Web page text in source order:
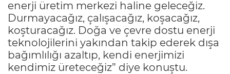
enerji üretim merkezi haline geleceğiz.
Durmayacağız, çalışacağız, koşacağız,
koşturacağız. Doğa ve çevre dostu enerji
teknolojilerini yakından takip ederek dışa
bağımlılığı azaltıp, kendi enerjimizi
kendimiz üreteceğiz” diye konuştu.